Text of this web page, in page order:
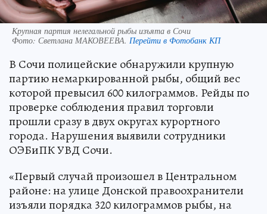
Крупная партия нелегальной рыбы изъята в Сочи
Фото: Светлана МАКОВЕЕВА. Перейти в Фотобанк КП
В Сочи полицейские обнаружили крупную
партию немаркированной рыбы, общий вес
которой превысил 600 килограммов. Рейды по
проверке соблюдения правил торговли
прошли сразу в двух округах курортного
города. Нарушения выявили сотрудники
ОЭБиПК УВД Сочи.
«Первый случай произошел в Центральном
районе: на улице Донской правоохранители
изъяли порядка 320 килограммов рыбы, на